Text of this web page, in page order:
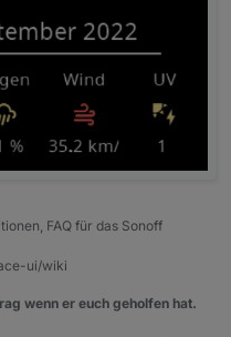
FAQ für das Sonoff
ui/wiki
wenn er euch geholfen hat.